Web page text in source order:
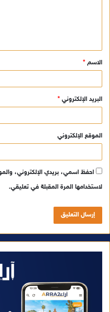
ق
*
الاسم *
البريد الإلكتروني *
الموقع الإلكتروني
احفظ اسمي، بريدي الإلكتروني،
لاستخدامها المرة المقبلة في تعليقي.